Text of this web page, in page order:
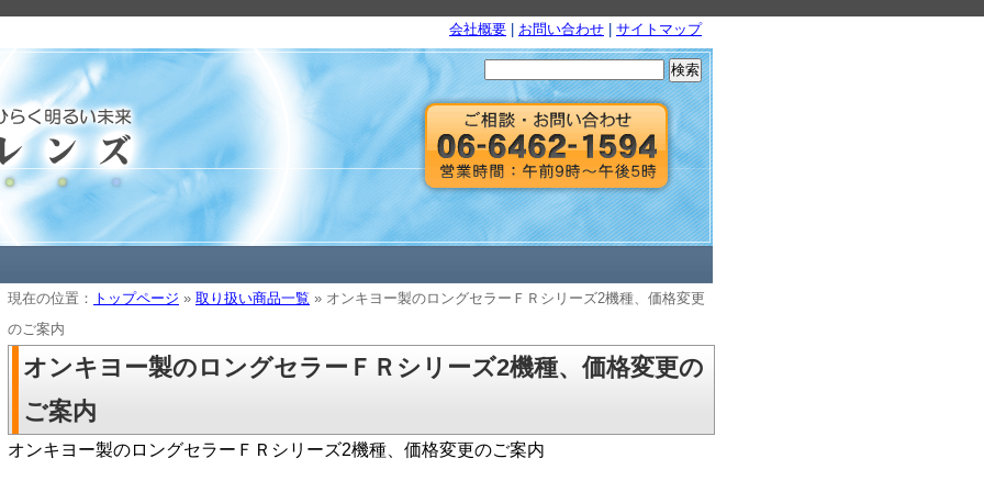
会社概要 お問い合わせ サイトマップ
索:
現在の位置： トップページ » 取り扱い商品一覧 » オンキヨー製のロングセラーＦＲシリーズ2機種、価格変更
のご案内
オンキヨー製のロングセラーＦＲシリーズ2機種、価格変更の
ご案内
オンキヨー製のロングセラーＦＲシリーズ2機種、価格変更のご案内